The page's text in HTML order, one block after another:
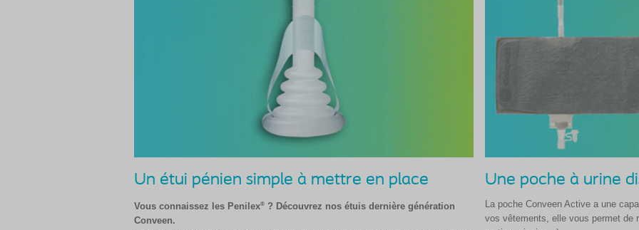
Un étui pénien simple à mettre en place
Vous connaissez les Penilex® ? Découvrez nos étuis dernière génération
Conveen.
Une poche à urine
La poche Conveen Active a une
vos vêtements, elle vous permet de